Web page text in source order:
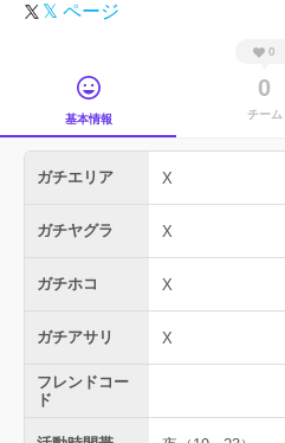
𝕏 ページ
基本情報
0
0
チーム
ガチエリア X
ガチヤグラ X
ガチホコ X
ガチアサリ X
フレンドコー
ド